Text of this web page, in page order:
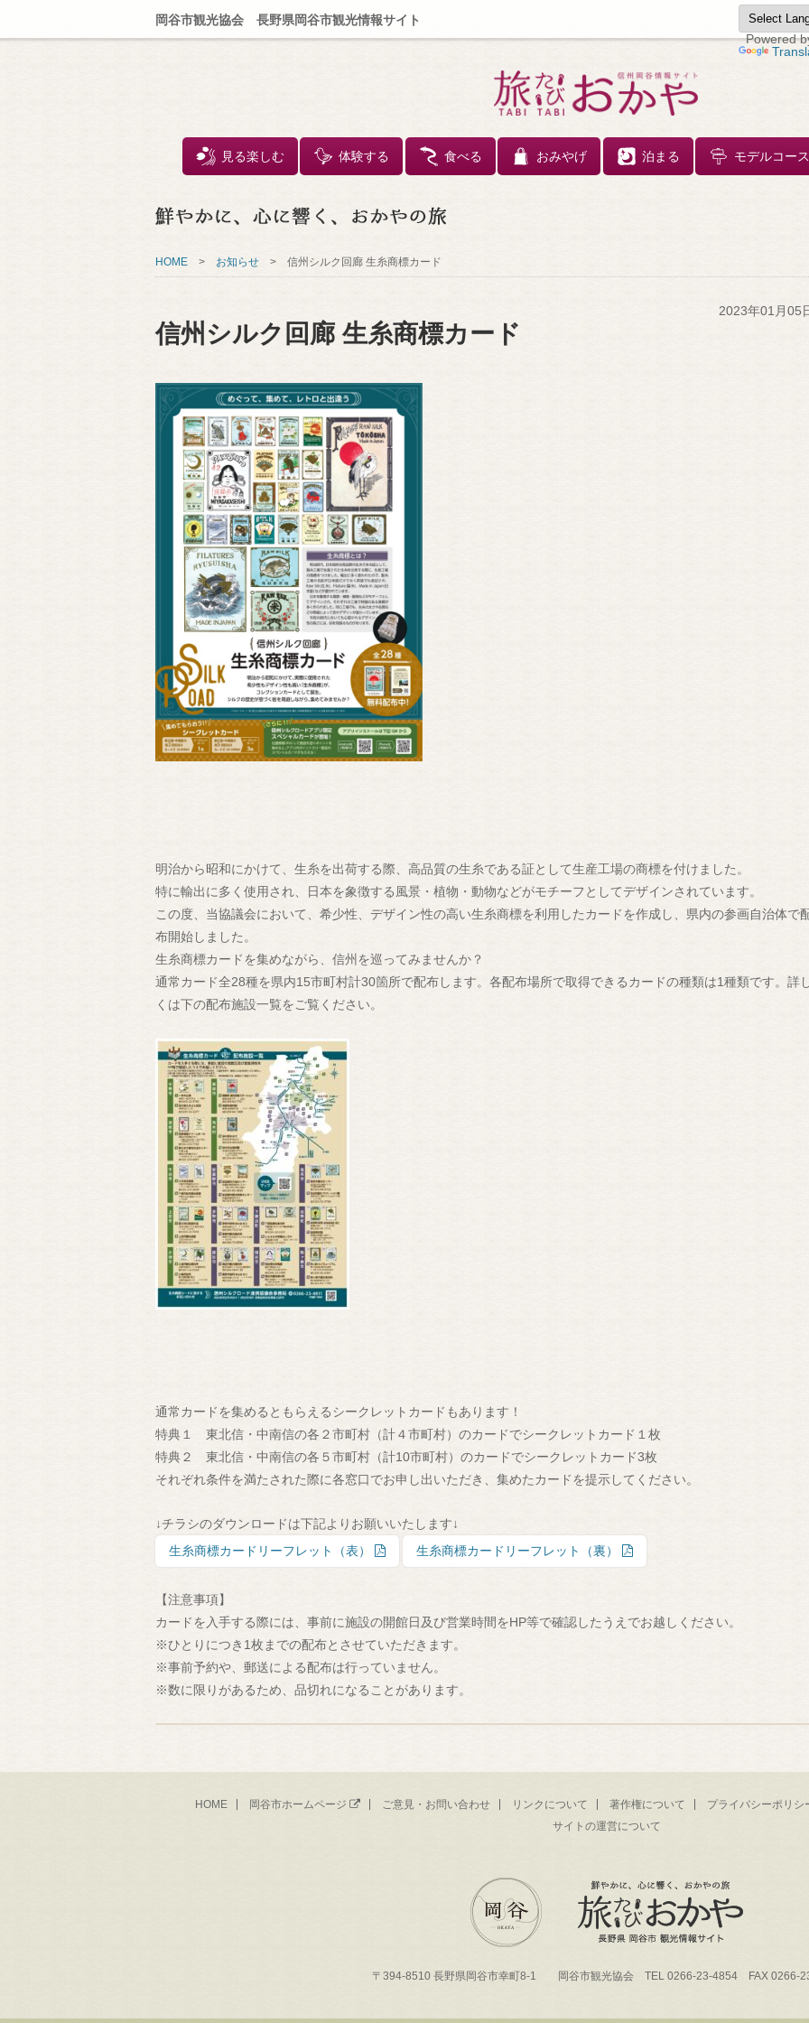
コンテンツへスキップ
見る楽しむ
体験する 食べる おみやげ 泊まる モデルコース
岡谷市観光協会 長野県岡谷市観光情報サイト
Powered
HOME > お知らせ > 信州シルク回廊 生糸商標カード
2023年01月05
信州シルク回廊 生糸商標カード
明治から昭和にかけて、生糸を出荷する際、高品質の生糸である証として生産工場の商標を付けました。
特に輸出に多く使用され、日本を象徴する風景・植物・動物などがモチーフとしてデザインされています。
この度、当協議会において、希少性、デザイン性の高い生糸商標を利用したカードを作成し、県内の参画自治体で
布開始しました。
生糸商標カードを集めながら、信州を巡ってみませんか？
通常カード全28種を県内15市町村計30箇所で配布します。各配布場所で取得できるカードの種類は1種類です。詳
くは下の配布施設一覧をご覧ください。
通常カードを集めるともらえるシークレットカードもあります！
特典１ 東北信・中南信の各２市町村（計４市町村）のカードでシークレットカード１枚
特典２ 東北信・中南信の各５市町村（計10市町村）のカードでシークレットカード3枚
それぞれ条件を満たされた際に各窓口でお申し出いただき、集めたカードを提示してください。
↓チラシのダウンロードは下記よりお願いいたします↓
生糸商標カードリーフレット（表）
生糸商標カードリーフレット（裏）
【注意事項】
カードを入手する際には、事前に施設の開館日及び営業時間をHP等で確認したうえでお越しください。
※ひとりにつき1枚までの配布とさせていただきます。
※事前予約や、郵送による配布は行っていません。
※数に限りがあるため、品切れになることがあります。
HOME 岡谷市ホームページ ご意見・お問い合わせ リンクについて 著作権について
プライバシーポリ
サイトの運営について
〒394-8510 長野県岡谷市幸町8-1 岡谷市観光協会 TEL 0266-23-4854 FAX 0266-